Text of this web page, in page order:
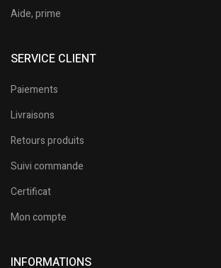
Aide, prime
SERVICE CLIENT
Paiements
Livraisons
Retours produits
Suivi commande
Certificat
Mon compte
INFORMATIONS